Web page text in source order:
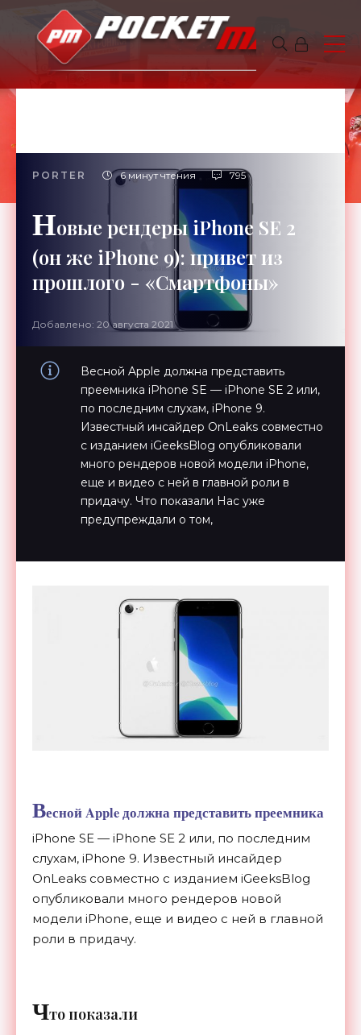
PORTER 6 минут чтения 795
Новые рендеры iPhone SE 2
(он же iPhone 9): привет из
прошлого - «Смартфоны»
Добавлено: 20 августа 2021
Весной Apple должна представить
преемника iPhone SE — iPhone SE 2 или,
по последним слухам, iPhone 9.
Известный инсайдер OnLeaks совместно
с изданием iGeeksBlog опубликовали
много рендеров новой модели iPhone,
еще и видео с ней в главной роли в
придачу. Что показали Нас уже
предупреждали о том,
Весной Apple должна представить преемника
iPhone SE — iPhone SE 2 или, по последним
слухам, iPhone 9. Известный инсайдер
OnLeaks совместно с изданием iGeeksBlog
опубликовали много рендеров новой
модели iPhone, еще и видео с ней в главной
роли в придачу.
Что показали